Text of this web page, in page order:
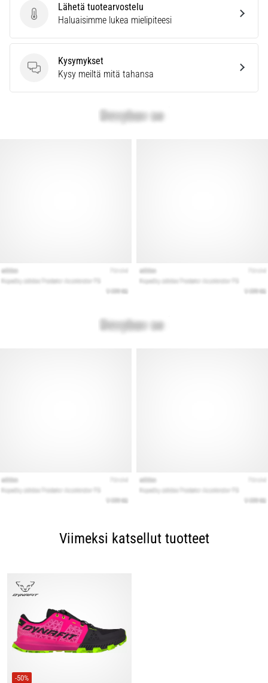
Lähetä tuotearvostelu
Lähetä tuotearvostelu
Haluaisimme lukea mielipiteesi
Kysymykset
Kysymykset
Kysy meiltä mitä tahansa
Viimeksi katsellut tuotteet
-50%